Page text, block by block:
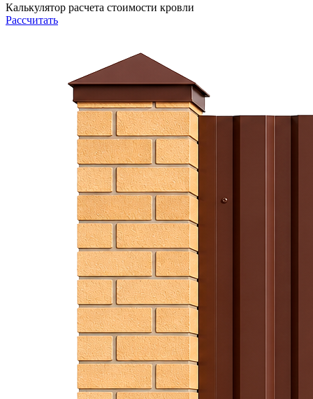
Калькулятор расчета стоимости кровли
Рассчитать